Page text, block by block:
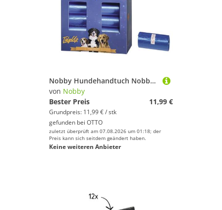
Nobby Hundehandtuch Nobby TidyUp Kotbeutel blau 20 Rollen á 15 Beutel
von Nobby
Bester Preis
11,99 €
Grundpreis: 11,99 € / stk
gefunden bei OTTO
zuletzt überprüft am 07.08.2026 um 01:18; der
Preis kann sich seitdem geändert haben.
Keine weiteren Anbieter